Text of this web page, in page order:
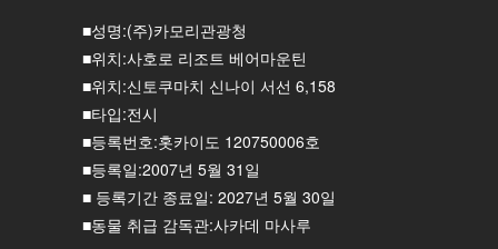
■성명:(주)카모리관광청
■위치:사호로 리조트 베어마운틴
■위치:신토쿠마치 신나이 서선 6,158
■타입:전시
■등록번호:홋카이도 120750006호
■등록일:2007년 5월 31일
■ 등록기간 종료일: 2027년 5월 30일
■동물 취급 감독관:사카데 마사루